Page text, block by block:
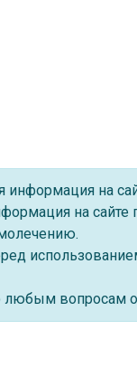
информация на
на сайте
любым вопросам